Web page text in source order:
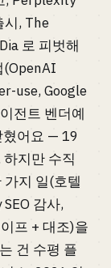
시, The
로 피벗해
(OpenAI
use, Google
전트 벤더예
혔어요 — 19
지만 수직
지 일(호텔
감사,
프 + 대조)을
건 수평 플